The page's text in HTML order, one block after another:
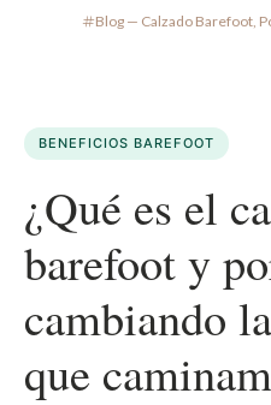
Blog — Calzado Barefoot,
BENEFICIOS BAREFOOT
¿Qué es el
barefoot y
cambiando
que